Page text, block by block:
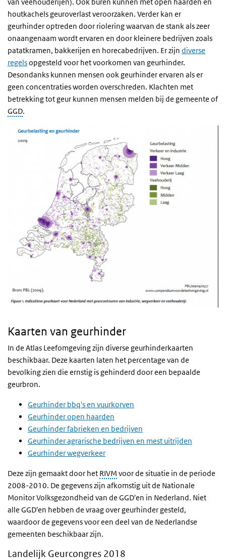
houtkachels geuroverlast veroorzaken. Verder kan er
geurhinder optreden door riolering waarvan de stank als zeer
onaangenaam wordt ervaren en door kleinere bedrijven zoals
patatkramen, bakkerijen en horecabedrijven. Er zijn diverse
regelsopgesteld voor het voorkomen van geurhinder.
Desondanks kunnen mensen ook geurhinder ervaren als er
geen concentraties worden overschreden. Klachten met
betrekking tot geur kunnen mensen melden bij de gemeente of
GGD.
Kaarten van geurhinder
In de Atlas Leefomgeving zijn diverse geurhinderkaarten
beschikbaar. Deze kaarten laten het percentage van de
bevolking zien die ernstig is gehinderd door een bepaalde
geurbron.
Geurhinder bbq's en vuurkorven
Geurhinder open haarden
Geurhinder fabrieken en bedrijven
Geurhinder agrarische bedrijven en mest uitrijden
Geurhinder wegverkeer
Deze zijn gemaakt door het RIVM voor de situatie in de periode
2008-2010. De gegevens zijn afkomstig uit de Nationale
Monitor Volksgezondheid van de GGD'en in Nederland. Niet
alle GGD'en hebben de vraag over geurhinder gesteld,
waardoor de gegevens voor een deel van de Nederlandse
gemeenten beschikbaar zijn.
Landelijk Geurcongres 2018